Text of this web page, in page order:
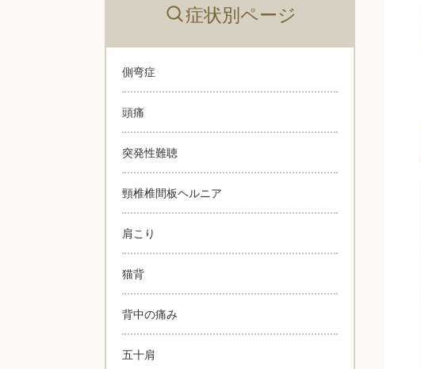
症状別ページ
側弯症
頭痛
突発性難聴
頸椎椎間板ヘルニア
肩こり
猫背
背中の痛み
五十肩